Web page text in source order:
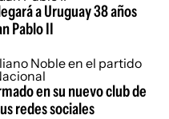
a Uruguay 38 años
Pablo II
en su nuevo club de
redes sociales